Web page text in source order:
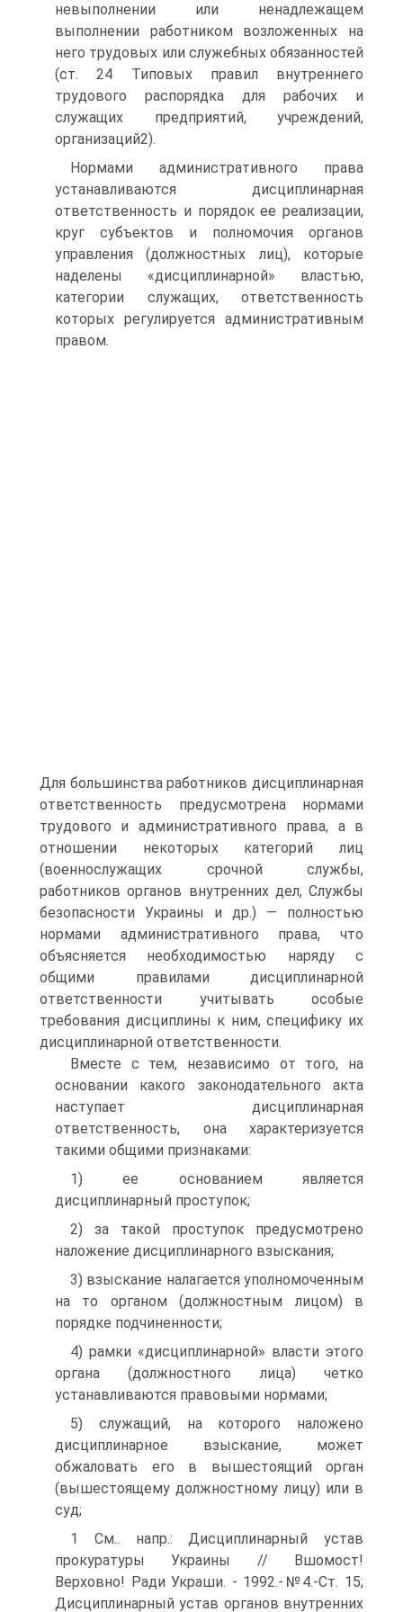
невыполнении или ненадлежащем
выполнении работником возложенных на
него трудовых или служебных обязанностей
(ст. 24 Типовых правил внутреннего
трудового распорядка для рабочих и
служащих предприятий, учреждений,
организаций2).
Нормами административного права
устанавливаются дисциплинарная
ответственность и порядок ее реализации,
круг субъектов и полномочия органов
управления (должностных лиц), которые
наделены «дисциплинарной» властью,
категории служащих, ответственность
которых регулируется административным
правом.
Для большинства работников дисциплинарная
ответственность предусмотрена нормами
трудового и административного права, а в
отношении некоторых категорий лиц
(военнослужащих срочной службы,
работников органов внутренних дел, Службы
безопасности Украины и др.) — полностью
нормами административного права, что
объясняется необходимостью наряду с
общими правилами дисциплинарной
ответственности учитывать особые
требования дисциплины к ним, специфику их
дисциплинарной ответственности.
Вместе с тем, независимо от того, на
основании какого законодательного акта
наступает дисциплинарная
ответственность, она характеризуется
такими общими признаками:
1) ее основанием является
дисциплинарный проступок;
2) за такой проступок предусмотрено
наложение дисциплинарного взыскания;
3) взыскание налагается уполномоченным
на то органом (должностным лицом) в
порядке подчиненности;
4) рамки «дисциплинарной» власти этого
органа (должностного лица) четко
устанавливаются правовыми нормами;
5) служащий, на которого наложено
дисциплинарное взыскание, может
обжаловать его в вышестоящий орган
(вышестоящему должностному лицу) или в
суд;
1 См.. напр.: Дисциплинарный устав
прокуратуры Украины // Вшомост!
Верховно! Ради Украши. - 1992.-№4.-Ст. 15;
Дисциплинарный устав органов внутренних